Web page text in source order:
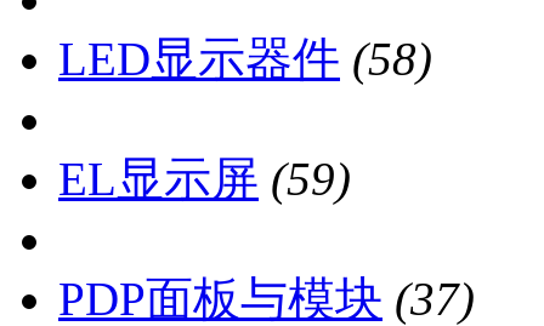
LED显示器件 (58)
EL显示屏 (59)
PDP面板与模块 (37)